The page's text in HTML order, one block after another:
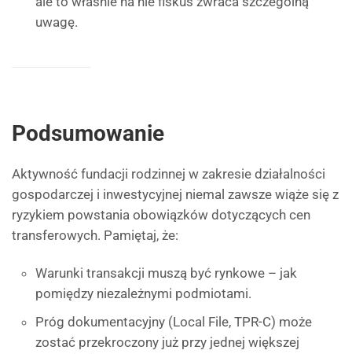
uwagę.
Podsumowanie
Aktywność fundacji rodzinnej w zakresie działalności
gospodarczej i inwestycyjnej niemal zawsze wiąże się z
ryzykiem powstania obowiązków dotyczących cen
transferowych. Pamiętaj, że:
Warunki transakcji muszą być rynkowe – jak
pomiędzy niezależnymi podmiotami.
Próg dokumentacyjny (Local File, TPR-C) może
zostać przekroczony już przy jednej większej